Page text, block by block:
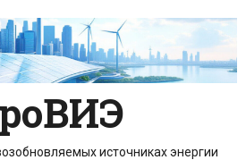
источниках энергии